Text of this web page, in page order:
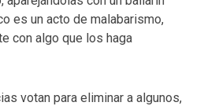
es un acto de malabarismo,
con algo que los haga
votan para eliminar a algunos,